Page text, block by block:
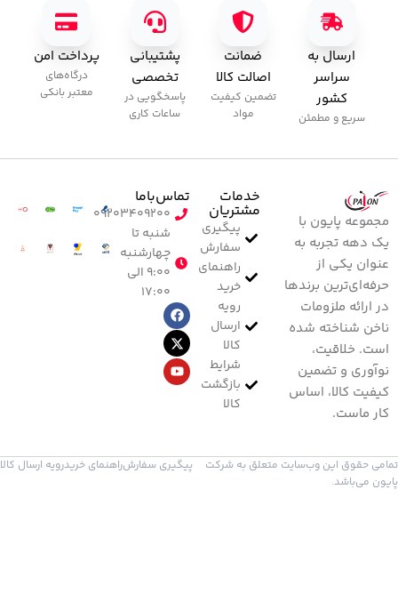
ارسال به
سراسر
کشور
سریع و مطمئن
ضمانت
اصالت کالا
تضمین کیفیت
مواد
پشتیبانی
تخصصی
پاسخگویی در
ساعات کاری
پرداخت امن
درگاه‌های
معتبر بانکی
مجموعه پایون با
یک دهه تجربه به
عنوان یکی از
حرفه‌ای‌ترین برندها
در ارائه ملزومات
ناخن شناخته شده
است. خلاقیت،
نوآوری و تضمین
کیفیت کالا، اساس
کار ماست.
خدمات
مشتریان
پیگیری
سفارش
راهنمای
خرید
رویه
ارسال
کالا
شرایط
بازگشت
کالا
تماس‌با‌ما
۰۹۲۰۳۴۰۹۲۰۰
شنبه تا
چهارشنبه
۹:۰۰ الی
۱۷:۰۰
تمامی حقوق این وب‌سایت متعلق به شرکت
پایون می‌باشد.
پیگیری سفارشراهنمای خریدرویه ارسال کالا